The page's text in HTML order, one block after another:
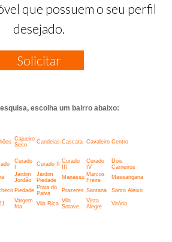
que possuem o seu perfil
desejado.
Solicitar
escolha um bairro abaixo:
Cajueiro
Seco
Candeias Cascata Cavaleiro Centro
Curado
Curado II
Curado
Curado
IV
Dois
Carneiros
Jardim
Jordão
Jardim
Piedade
Manassu Marcos
Freire
Massangana
Piedade Praia do
Paiva
Prazeres Santana Santo Aleixo
Vargem
fria
Vila Rica Vila
Sotave
Vista
Alegre
Vitória